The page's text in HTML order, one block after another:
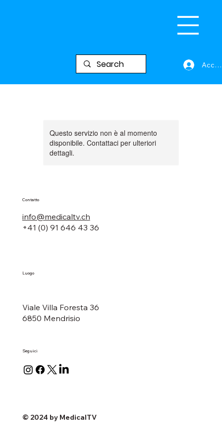
Questo servizio non è al momento
disponibile. Contattaci per ulteriori
dettagli.
Contatto
info@medicaltv.ch
+41 (0) 91 646 43 36
Luogo
Viale Villa Foresta 36
6850 Mendrisio
Seguici
© 2024 by MedicalTV